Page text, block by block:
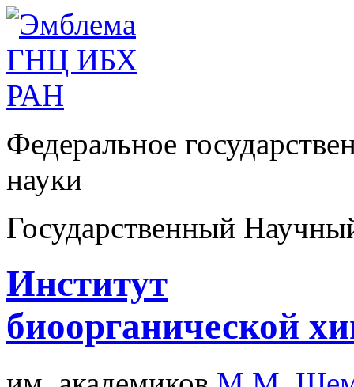
Федеральное
науки
Государственный
Институт
биоорганической